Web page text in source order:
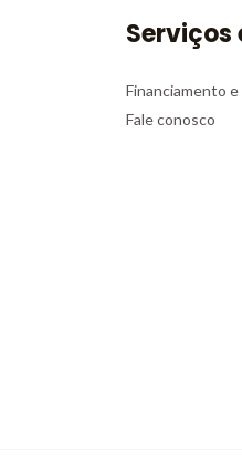
Financiamento e
Fale conosco